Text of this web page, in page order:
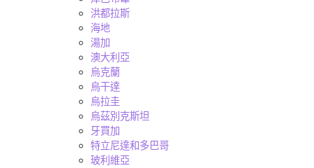
洪都拉斯
海地
湯加
澳大利亞
烏克蘭
烏干達
烏拉圭
烏茲別克斯坦
牙買加
特立尼達和多巴哥
玻利維亞